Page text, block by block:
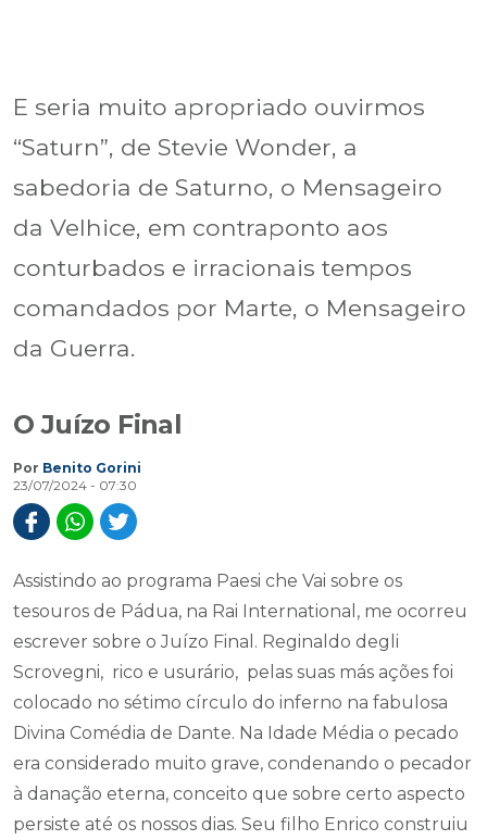
E seria muito apropriado ouvirmos
“Saturn”, de Stevie Wonder, a
sabedoria de Saturno, o Mensageiro
da Velhice, em contraponto aos
conturbados e irracionais tempos
comandados por Marte, o Mensageiro
da Guerra.
O Juízo Final
Por Benito Gorini
23/07/2024 - 07:30
Assistindo ao programa Paesi che Vai sobre os
tesouros de Pádua, na Rai International, me ocorreu
escrever sobre o Juízo Final. Reginaldo degli
Scrovegni, rico e usurário, pelas suas más ações foi
colocado no sétimo círculo do inferno na fabulosa
Divina Comédia de Dante. Na Idade Média o pecado
era considerado muito grave, condenando o pecador
à danação eterna, conceito que sobre certo aspecto
persiste até os nossos dias. Seu filho Enrico construiu